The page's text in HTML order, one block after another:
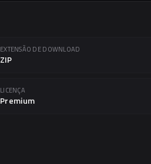
EXTENSÃO DE DOWNLOAD
ZIP
LICENÇA
Premium